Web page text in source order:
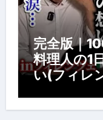
完全版｜
料理人の1
い(フィレ